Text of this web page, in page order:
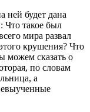
ней будет дана
Что такое был
мира развал
крушения? Что
можем сказать о
по словам
а